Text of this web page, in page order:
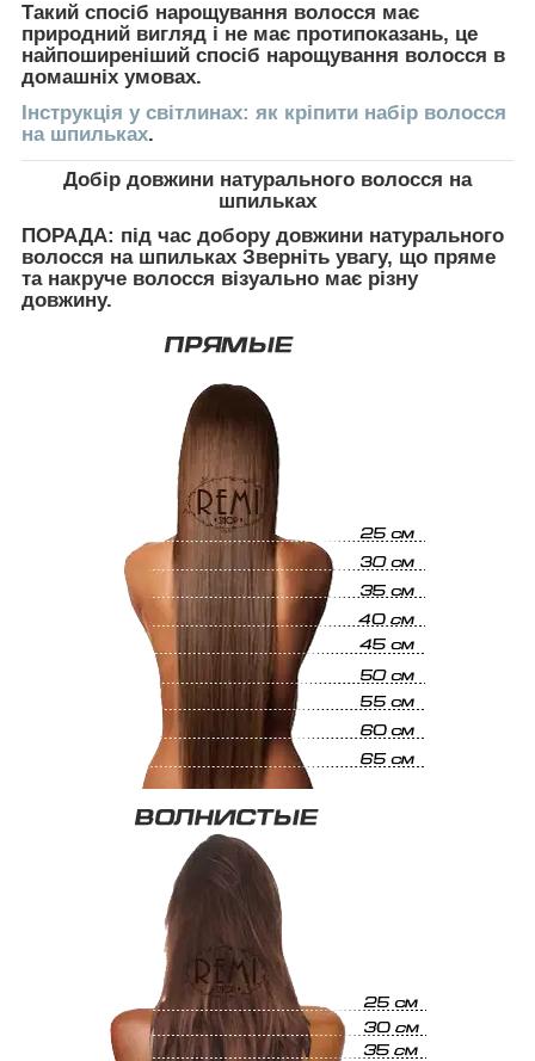
Такий спосіб нарощування волосся має
природний вигляд і не має протипоказань, це
найпоширеніший спосіб нарощування волосся в
домашніх умовах.
Інструкція у світлинах: як кріпити набір волосся
на шпильках.
Добір довжини натурального волосся на
шпильках
ПОРАДА: під час добору довжини натурального
волосся на шпильках Зверніть увагу, що пряме
та накруче волосся візуально має різну
довжину.